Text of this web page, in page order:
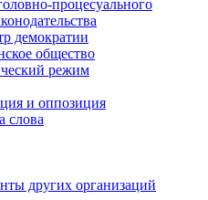
процесуального
демократии
общество
режим
и оппозиция
слова
других организаций